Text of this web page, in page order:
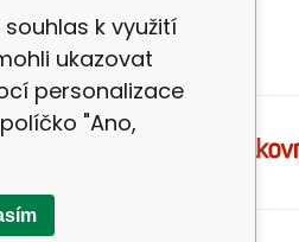
k využití
ukazovat
personalizace
"Ano,